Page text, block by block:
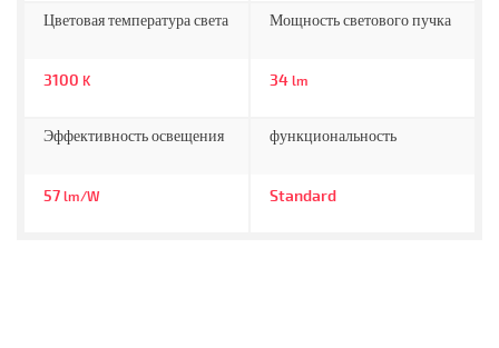
Цветовая температура света
3100 K
Мощность светового пучка
34 lm
Эффективность освещения
57 lm/W
функциональность
Standard